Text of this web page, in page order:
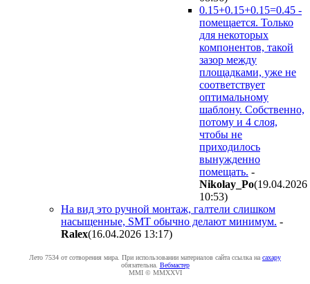
0.15+0.15+0.15=0.45 -
помещается. Только
для некоторых
компонентов, такой
зазор между
площадками, уже не
соответствует
оптимальному
шаблону. Собственно,
потому и 4 слоя,
чтобы не
приходилось
вынужденно
помещать. -
Nikolay_Po(19.04.2026
10:53)
На вид это ручной монтаж, галтели слишком
насыщенные, SMT обычно делают минимум. -
Ralex(16.04.2026 13:17)
Лето 7534 от сотворения мира. При использовании материалов сайта ссылка на caxapу
обязательна. Вебмастер
MMI © MMXXVI